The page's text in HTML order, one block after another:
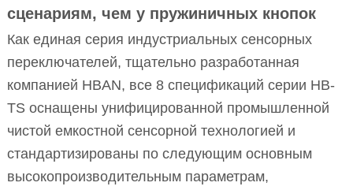
сценариям, чем у пружиничных кнопок
Как единая серия индустриальных сенсорных
переключателей, тщательно разработанная
компанией HBAN, все 8 спецификаций серии HB-
TS оснащены унифицированной промышленной
чистой емкостной сенсорной технологией и
стандартизированы по следующим основным
высокопроизводительным параметрам,